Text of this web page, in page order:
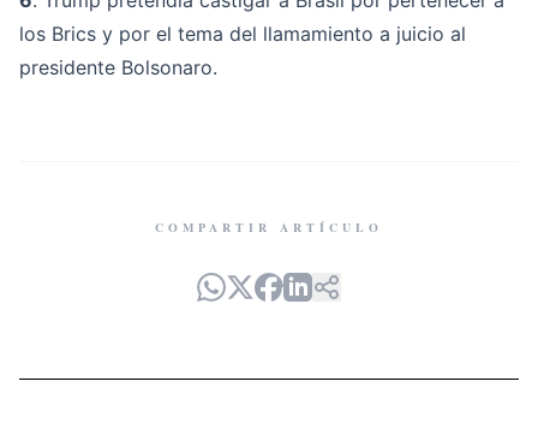
los Brics y por el tema del llamamiento a juicio al
presidente Bolsonaro.
COMPARTIR ARTÍCULO